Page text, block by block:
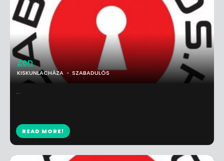
Zen
KISKUNLACHÁZA SZABADULÓS
...
READ MORE!